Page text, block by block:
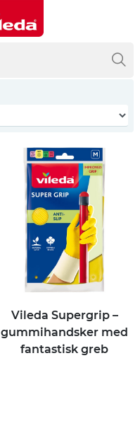
Vileda Supergrip –
gummihandsker med
fantastisk greb